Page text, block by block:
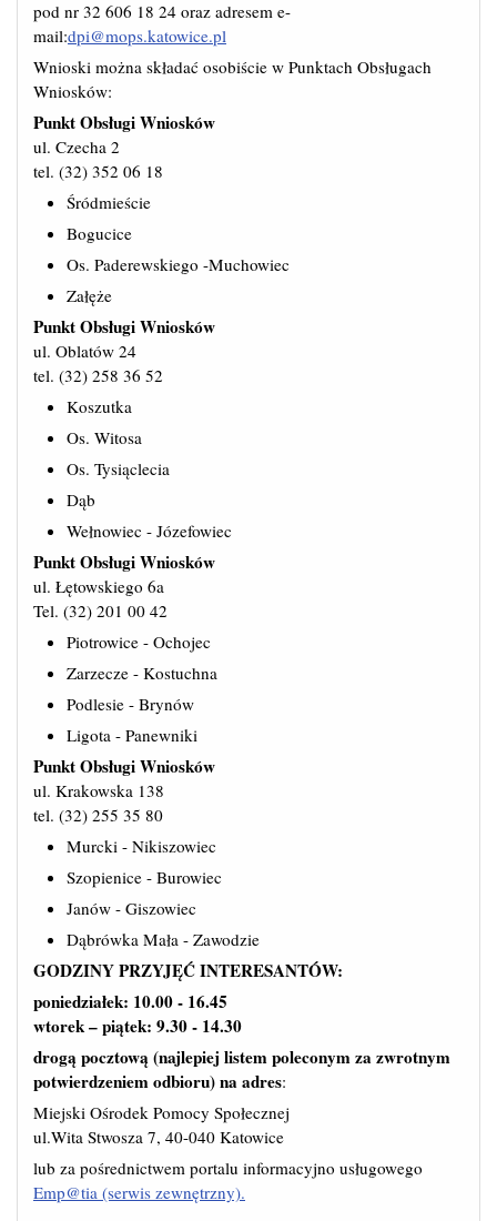
pod nr 32 606 18 24 oraz adresem e-
mail:dpi@mops.katowice.pl
Wnioski można składać osobiście w Punktach Obsługach
Wniosków:
Punkt Obsługi Wniosków
ul. Czecha 2
tel. (32) 352 06 18
Śródmieście
Bogucice
Os. Paderewskiego -Muchowiec
Załęże
Punkt Obsługi Wniosków
ul. Oblatów 24
tel. (32) 258 36 52
Koszutka
Os. Witosa
Os. Tysiąclecia
Dąb
Wełnowiec - Józefowiec
Punkt Obsługi Wniosków
ul. Łętowskiego 6a
Tel. (32) 201 00 42
Piotrowice - Ochojec
Zarzecze - Kostuchna
Podlesie - Brynów
Ligota - Panewniki
Punkt Obsługi Wniosków
ul. Krakowska 138
tel. (32) 255 35 80
Murcki - Nikiszowiec
Szopienice - Burowiec
Janów - Giszowiec
Dąbrówka Mała - Zawodzie
GODZINY PRZYJĘĆ INTERESANTÓW:
poniedziałek: 10.00 - 16.45
wtorek – piątek: 9.30 - 14.30
drogą pocztową (najlepiej listem poleconym za zwrotnym
potwierdzeniem odbioru) na adres:
Miejski Ośrodek Pomocy Społecznej
ul.Wita Stwosza 7, 40-040 Katowice
lub za pośrednictwem portalu informacyjno usługowego
Emp@tia (serwis zewnętrzny).